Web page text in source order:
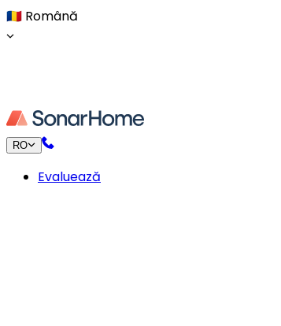
🇷🇴 Română
RO
Evaluează